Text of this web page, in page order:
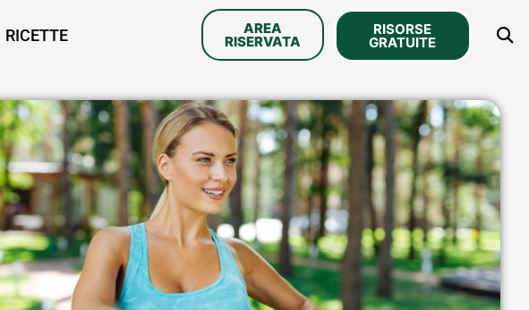
RICETTE AREA
RISERVATA
RISORSE
GRATUITE